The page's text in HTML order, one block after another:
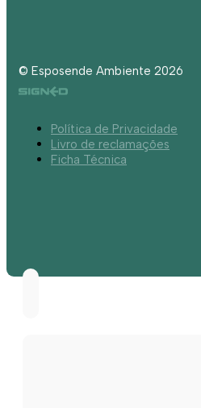
© Esposende Ambiente 2026
Política de Privacidade
Livro de reclamações
Ficha Técnica